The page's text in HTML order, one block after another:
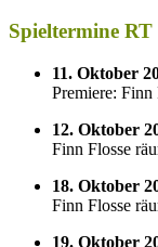
Spieltermine
11. Oktober
Premiere: Finn
12. Oktober
Finn Flosse
18. Oktober
Finn Flosse
19. Oktober